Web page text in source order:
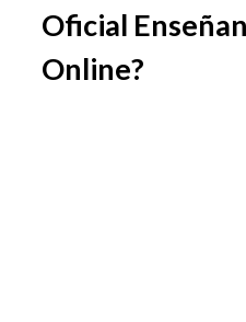
Oficial
Online?